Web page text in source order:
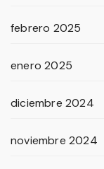
febrero 2025
enero 2025
diciembre 2024
noviembre 2024